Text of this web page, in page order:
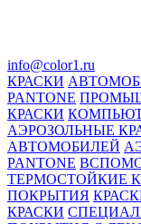
info@color1.ru
КРАСКИ
PANTONE
КРАСКИ
АЭРОЗОЛЬНЫЕ
АВТОМОБИЛЕЙ
PANTONE
ТЕРМОСТОЙКИЕ
ПОКРЫТИЯ
КРАСКИ